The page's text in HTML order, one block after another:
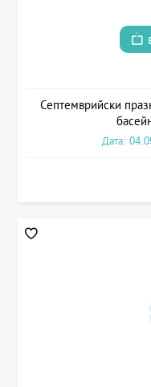
Септемврийски
Дата: